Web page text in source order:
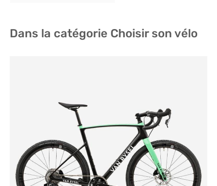
Dans la catégorie Choisir son vélo